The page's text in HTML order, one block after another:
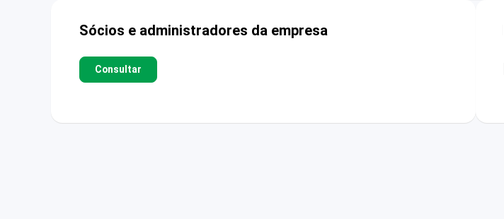
Sócios e administradores da empresa
Consultar